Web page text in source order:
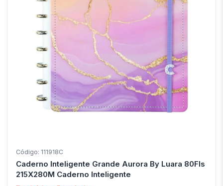
Código: 111918C
Caderno Inteligente Grande Aurora By Luara 80Fls
215X280M Caderno Inteligente